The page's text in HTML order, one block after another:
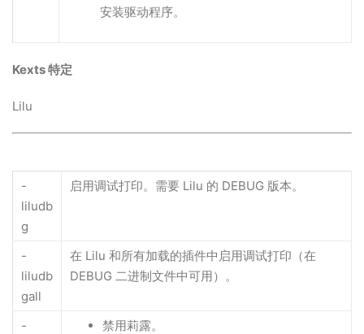
安装驱动程序。
Kexts 特定
Lilu
-
liludb
g
启用调试打印。需要 Lilu 的 DEBUG 版本。
-
liludb
gall
在 Lilu 和所有加载的插件中启用调试打印（在
DEBUG 二进制文件中可用）。
-
禁用莉露。